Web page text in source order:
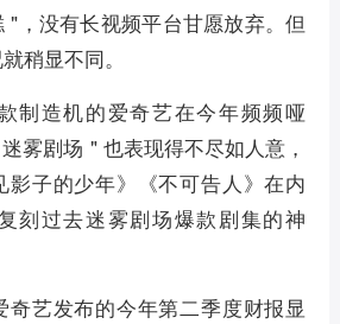
"，没有长视频平台甘愿放弃。但
稍显不同。
制造机的爱奇艺在今年频频哑
雾剧场 " 也表现得不尽如人意，
影子的少年》《不可告人》在内
刻过去迷雾剧场爆款剧集的神
奇艺发布的今年第二季度财报显